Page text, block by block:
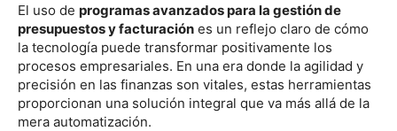
El uso de programas avanzados para la gestión de
presupuestos y facturación es un reflejo claro de cómo
la tecnología puede transformar positivamente los
procesos empresariales. En una era donde la agilidad y
precisión en las finanzas son vitales, estas herramientas
proporcionan una solución integral que va más allá de la
mera automatización.